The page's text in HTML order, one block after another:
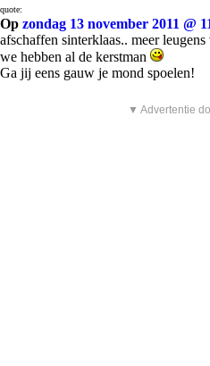
quote:
Op zondag 13 november 2011 @
afschaffen sinterklaas.. meer
we hebben al de kerstman
Ga jij eens gauw je mond spoelen!
▼ Advertentie